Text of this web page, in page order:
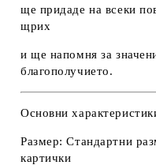
ще придаде на всеки
щрих
и ще напомня за
благополучието.
Основни
Размер: Стандартни
картички